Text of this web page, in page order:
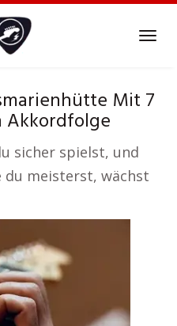
Mit 7
Akkordfolge
sicher spielst, und
du meisterst, wächst